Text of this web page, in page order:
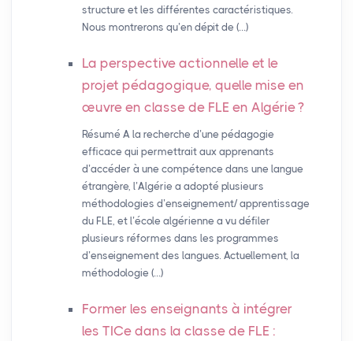
structure et les différentes caractéristiques.
Nous montrerons qu’en dépit de (…)
La perspective actionnelle et le
projet pédagogique, quelle mise en
œuvre en classe de FLE en Algérie?
Résumé A la recherche d’une pédagogie
efficace qui permettrait aux apprenants
d’accéder à une compétence dans une langue
étrangère, l’Algérie a adopté plusieurs
méthodologies d’enseignement/ apprentissage
du FLE, et l’école algérienne a vu défiler
plusieurs réformes dans les programmes
d’enseignement des langues. Actuellement, la
méthodologie (…)
Former les enseignants à intégrer
les TICe dans la classe de FLE :